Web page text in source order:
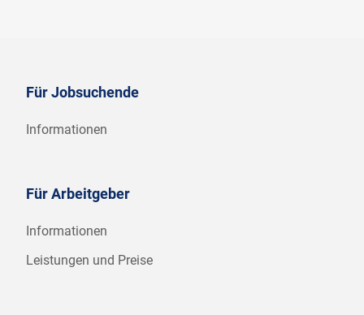
Für Jobsuchende
Informationen
Für Arbeitgeber
Informationen
Leistungen und Preise